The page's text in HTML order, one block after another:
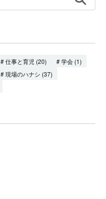
# 仕事と育児 (20)
# 学会 (1)
# 現場のハナシ (37)